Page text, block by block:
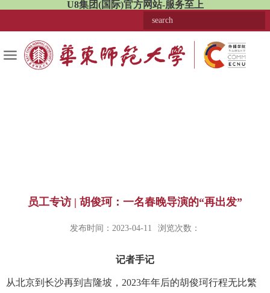
U8集团(国际)官方网站-服务至上
员工专访 | 胡俊珂：一名春晚导演的“再出发”
发布时间：2023-04-11 浏览次数：
记者手记
从北京到长沙再到吉隆坡，2023年年后的胡俊珂行程无比繁